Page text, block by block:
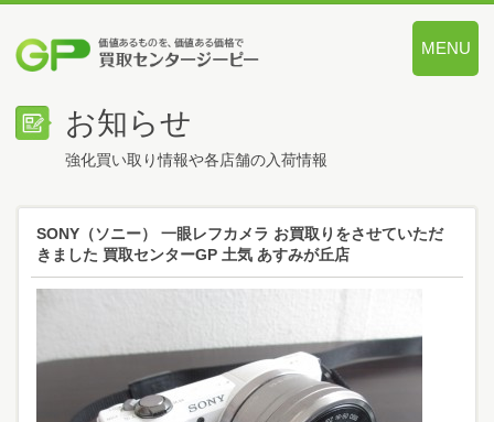
MENU
お知らせ
強化買い取り情報や各店舗の入荷情報
SONY（ソニー） 一眼レフカメラ お買取りをさせていただ
きました 買取センターGP 土気 あすみが丘店